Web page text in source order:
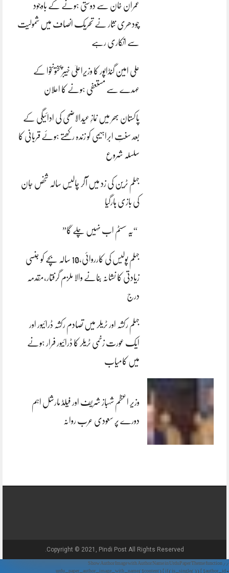
عمران خان سے دوستی ہونے کے باوجود
چودھری نثار نے تحریک انصاف میں شمولیت
سے انکاری رہے
علی امین گنڈاپور کا وزیراعلیٰ خیبرپختونخوا کے
عہدے سے مستعفی ہونے کا اعلان
پاکستان بھر میں نمازِ عیدالاضحی کی ادائیگی کے
بعد سنتِ ابراہیمی کو زندہ رکھتے ہوئے قربانی کا
سلسلہ شروع
جہلم ٹرین کی زد میں آکر چالیس سالہ شخص جان
کی بازی ہارگیا
“یہ سسٹم اب نہیں چلے گا”
جہلم پولیس کی کارروائی،10 سالہ بچے کو جنسی
زیادتی کا نشانہ بنانے والا ملزم گرفتار،مقدمہ
درج
جہلم رکشہ اور ٹریلر میں تصادم رکشہ ڈرائیور اور
ایک عورت زخمی ٹریلر کا ڈرائیور فرار ہونے
میں کامیاب
وزیر اعظم شہباز شریف اور فیلڈ مارشل اہم
دورے پر سعودی عرب روانہ
Copyright © 2021, Pindi Post All Rights Reserved.
// Show Author Image with Author Name in UrduPaper Theme function
urdu_paper_author_image_with_name($content) { if (is_single()) { $author_id =